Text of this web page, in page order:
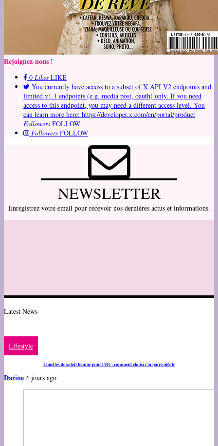
Rejoignez-nous !
0 Likes LIKE
You currently have access to a subset of X API V2 endpoints and
limited v1.1 endpoints (e.g. media post, oauth) only. If you need
access to this endpoint, you may need a different access level. You
can learn more here: https://developer.x.com/en/portal/product
Followers FOLLOW
Followers FOLLOW
NEWSLETTER
Enregistrez votre email pour recevoir nos dernières actus et informations.
Latest News
Lifestyle
Lunettes de soleil femme pour l’été : comment choisir la paire idéale
Darine 4 jours ago